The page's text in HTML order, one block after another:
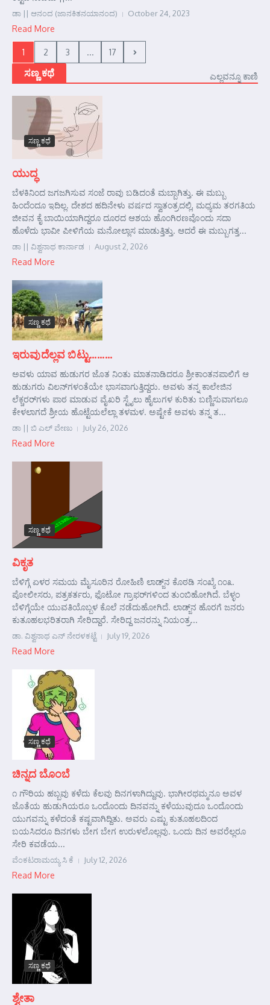
ಡಾ || ಆನಂದ (ಜಾನಕಿತನಯಾನಂದ) October 24, 2023
Read More
1 2 3 ... 17
ಸಣ್ಣ ಕಥೆ ಎಲ್ಲವನ್ನೂ ಕಾಣಿ
ಸಣ್ಣ ಕಥೆ
ಯುದ್ಧ
ಬೆಳಕಿನಿಂದ ಜಗಜಗಿಸುವ ಸಂಜೆ ರಾವು ಬಡಿದಂತೆ ಮಬ್ಬಾಗಿತ್ತು. ಈ ಮಬ್ಬು
ಹಿಂದೆಂದೂ ಇದಿಲ್ಲ. ದೇಶದ ಹದಿನೇಳು ವರ್ಷದ ಸ್ವಾತಂತ್ರದಲ್ಲಿ, ಮಧ್ಯಮ ತರಗತಿಯ
ಜೀವನ ಕೈ ಬಾಯಿಯಾಗಿದ್ದರೂ ದೂರದ ಆಶಯ ಹೊಂಗಿರಣವೊಂದು ಸದಾ
ಹೊಳೆದು ಭಾವೀ ಪೀಳಿಗೆಯ ಮನೋಲ್ಲಾಸ ಮಾಡುತ್ತಿತ್ತು. ಆದರೆ ಈ ಮಬ್ಬುಗತ್ತ...
ಡಾ || ವಿಶ್ವನಾಥ ಕಾರ್ನಾಡ August 2, 2026
Read More
ಸಣ್ಣ ಕಥೆ
ಇರುವುದೆಲ್ಲವ ಬಿಟ್ಟು………
ಅವಳು ಯಾವ ಹುಡುಗರ ಜೊತ ನಿಂತು ಮಾತನಾಡಿದರೂ ಶ್ರೀಕಾಂತನಪಾಲಿಗೆ ಆ
ಹುಡುಗರು ವಿಲನ್‌ಗಳಂತೆಯೇ ಭಾಸವಾಗುತ್ತಿದ್ದರು. ಅವಳು ತನ್ನ ಕಾಲೇಜಿನ
ಲೆಕ್ಚರರ್‌ಗಳು ಪಾಠ ಮಾಡುವ ವೈಖರಿ ಸ್ಟೈಲು ಹೈಲುಗಳ ಕುರಿತು ಬಣ್ಣಿಸುವಾಗಲೂ
ಕೇಳಲಾಗದೆ ಶ್ರೀಯ ಹೊಟ್ಟೆಯಲೆಲ್ಲಾ ತಳಮಳ. ಅಷ್ಟೇಕೆ ಅವಳು ತನ್ನ ತ...
ಡಾ || ಬಿ ಎಲ್ ವೇಣು July 26, 2026
Read More
ಸಣ್ಣ ಕಥೆ
ವಿಕೃತ
ಬೆಳಿಗ್ಗೆ ಏಳರ ಸಮಯ ಮೈಸೂರಿನ ರೋಹಿಣಿ ಲಾಡ್ಜ್‌ನ ಕೊಠಡಿ ಸಂಖ್ಯೆ ೧೦೩.
ಪೋಲೀಸರು, ಪತ್ರಕರ್ತರು, ಫೊಟೋ ಗ್ರಾಫರ್‌ಗಳಿಂದ ತುಂಬಿಹೋಗಿದೆ. ಬೆಳ್ಳಂ
ಬೆಳಿಗ್ಗೆಯೇ ಯುವತಿಯೊಬ್ಬಳ ಕೊಲೆ ನಡೆದುಹೋಗಿದೆ. ಲಾಡ್ಜ್‌ನ ಹೊರಗೆ ಜನರು
ಕುತೂಹಲಭರಿತರಾಗಿ ಸೇರಿದ್ದಾರೆ. ಸೇರಿದ್ದ ಜನರನ್ನು ನಿಯಂತ್ರ...
ಡಾ. ವಿಶ್ವನಾಥ ಎನ್ ನೇರಳಕಟ್ಟೆ July 19, 2026
Read More
ಸಣ್ಣ ಕಥೆ
ಚಿನ್ನದ ಬೊಂಬೆ
೧ ಗೌರಿಯ ಹಬ್ಬವು ಕಳೆದು ಕೆಲವು ದಿನಗಳಾಗಿದ್ದುವು. ಭಾಗೀರಥಮ್ಮನೂ ಅವಳ
ಜೊತೆಯ ಹುಡುಗಿಯರೂ ಒಂದೊಂದು ದಿನವನ್ನು ಕಳೆಯುವುದೂ ಒಂದೊಂದು
ಯುಗವನ್ನು ಕಳೆದಂತೆ ಕಷ್ಟವಾಗಿದ್ದಿತು. ಅವರು ಎಷ್ಟು ಕುತೂಹಲದಿಂದ
ಬಯಸಿದರೂ ದಿನಗಳು ಬೇಗ ಬೇಗ ಉರುಳಲೊಲ್ಲವು. ಒಂದು ದಿನ ಅವರೆಲ್ಲರೂ
ಸೇರಿ ಕವಡೆಯ...
ವೆಂಕಟರಾಮಯ್ಯ ಸಿ ಕೆ July 12, 2026
Read More
ಸಣ್ಣ ಕಥೆ
ಶ್ವೇತಾ